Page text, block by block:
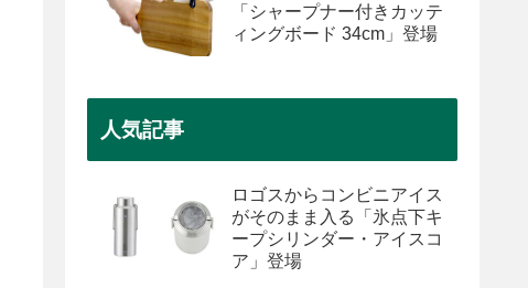
「シャープナー付きカッテ
ィングボード 34cm」登場
人気記事
ロゴスからコンビニアイス
がそのまま入る「氷点下キ
ープシリンダー・アイスコ
ア」登場